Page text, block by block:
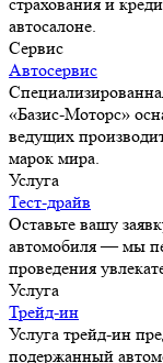
автосалоне.
Сервис
Автосервис
«Базис-Моторс»
ведущих
марок мира.
Услуга
Тест-драйв
Оставьте вашу
автомобиля — мы
проведения
Услуга
Трейд-ин
Услуга трейд-ин
подержанный